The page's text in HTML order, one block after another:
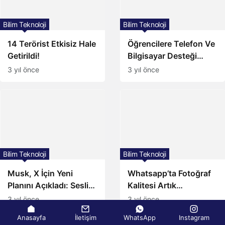
14 Terörist Etkisiz Hale
Getirildi!
Bilim Teknoloji
3 yıl önce
Öğrencilere Telefon Ve
Bilgisayar Desteği
Resmi Gazete’de!
Bilim Teknoloji
3 yıl önce
Musk, X İçin Yeni
Planını Açıkladı: Sesli
Ve Görüntülü Arama
Özelliği!
Bilim Teknoloji
3 yıl önce
Whatsapp’ta Fotoğraf
Kalitesi Artık
Düşmeyecek!
Bilim Teknoloji
3 yıl önce
Anasayfa İletişim WhatsApp Instagram